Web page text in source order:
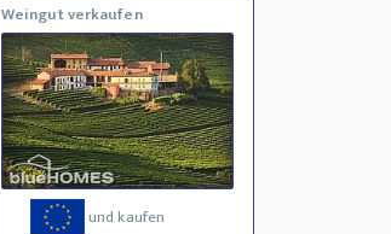
Weingut verkaufen
und kaufen